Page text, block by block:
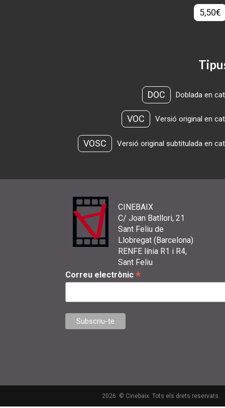
5,50€
DOC Doblada en
VOC Versió original en
VOSC Versió original subtitulada en
CINEBAIX
C/ Joan Batllori, 21
Sant Feliu de
Llobregat (Barcelona)
RENFE línia R1 i R4,
Sant Feliu
Correu electrònic *
2026. © Cinebaix. Tots els drets reservats.